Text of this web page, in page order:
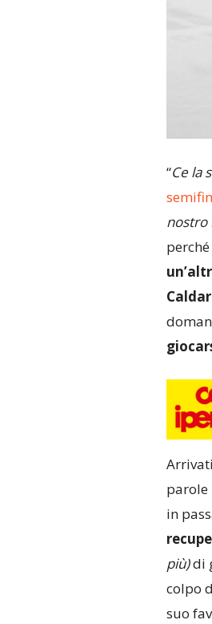
“Ce la
nostro
perché
parole
in
più)di
colpo
suo